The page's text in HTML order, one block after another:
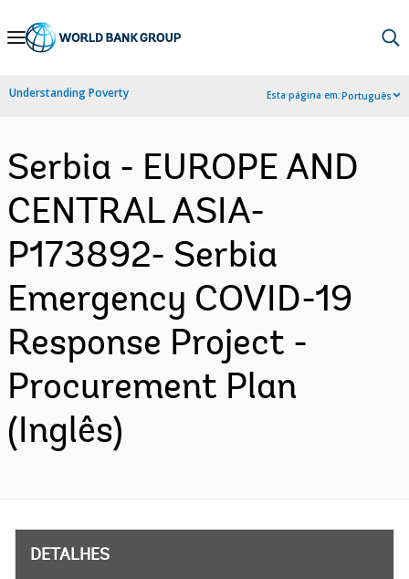
Skip
Navigation
Understanding Poverty Esta página em:Português
Serbia - EUROPE AND
CENTRAL ASIA-
P173892- Serbia
Emergency COVID-19
Response Project -
Procurement Plan
(Inglês)
DETALHES